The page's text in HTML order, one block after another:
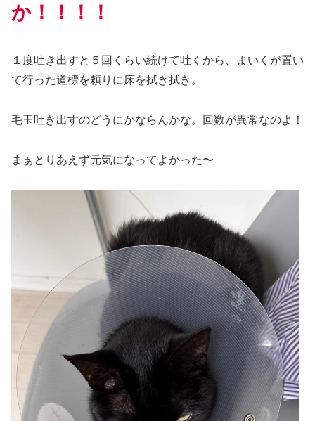
か！！！！
１度吐き出すと５回くらい続けて吐くから、まいくが置い
て行った道標を頼りに床を拭き拭き。
毛玉吐き出すのどうにかならんかな。回数が異常なのよ！
まぁとりあえず元気になってよかった〜